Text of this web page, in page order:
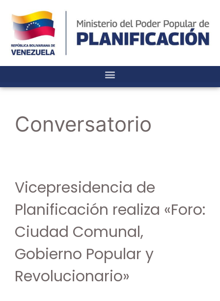
Conversatorio
Vicepresidencia de
Planificación realiza «Foro:
Ciudad Comunal,
Gobierno Popular y
Revolucionario»